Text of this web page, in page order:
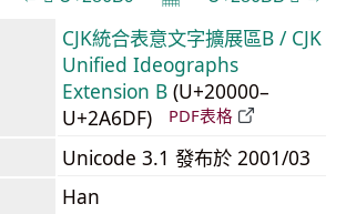
CJK統合表意文字擴展區B / CJK
Unified Ideographs
Extension B (U+20000–
U+2A6DF)
PDF表格
Unicode 3.1 發布於 2001/03
Han